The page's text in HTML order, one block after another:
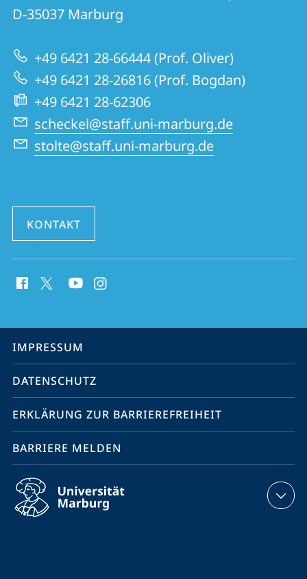
Informationen
zur
Website
für
Physiologie
und
Pathophysiologie
D-35037 Marburg
+49 6421 28-66444 (Prof. Oliver)
+49 6421 28-26816 (Prof. Bogdan)
+49 6421 28-62306
scheckel@staff.uni-marburg.de
stolte@staff.uni-marburg.de
KONTAKT
Media
Service-
Navigation
IMPRESSUM
DATENSCHUTZ
ERKLÄRUNG ZUR BARRIEREFREIHEIT
BARRIERE MELDEN